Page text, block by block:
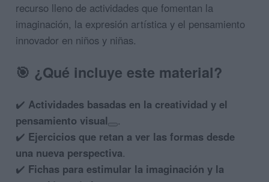
recurso lleno de actividades que fomentan la
imaginación, la expresión artística y el pensamiento
innovador en niños y niñas.
🎯 ¿Qué incluye este material?
✔️ Actividades basadas en la creatividad y el
pensamiento visual
.
✔️ Ejercicios que retan a ver las formas desde
una nueva perspectiva.
✔️ Fichas para estimular la imaginación y la